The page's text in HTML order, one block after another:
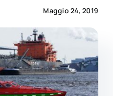
Maggio 24, 2019